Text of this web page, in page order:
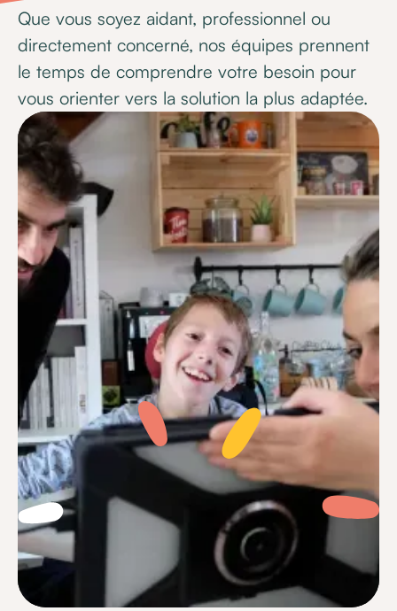
Que vous soyez aidant, professionnel ou
directement concerné, nos équipes prennent
le temps de comprendre votre besoin pour
vous orienter vers la solution la plus adaptée.